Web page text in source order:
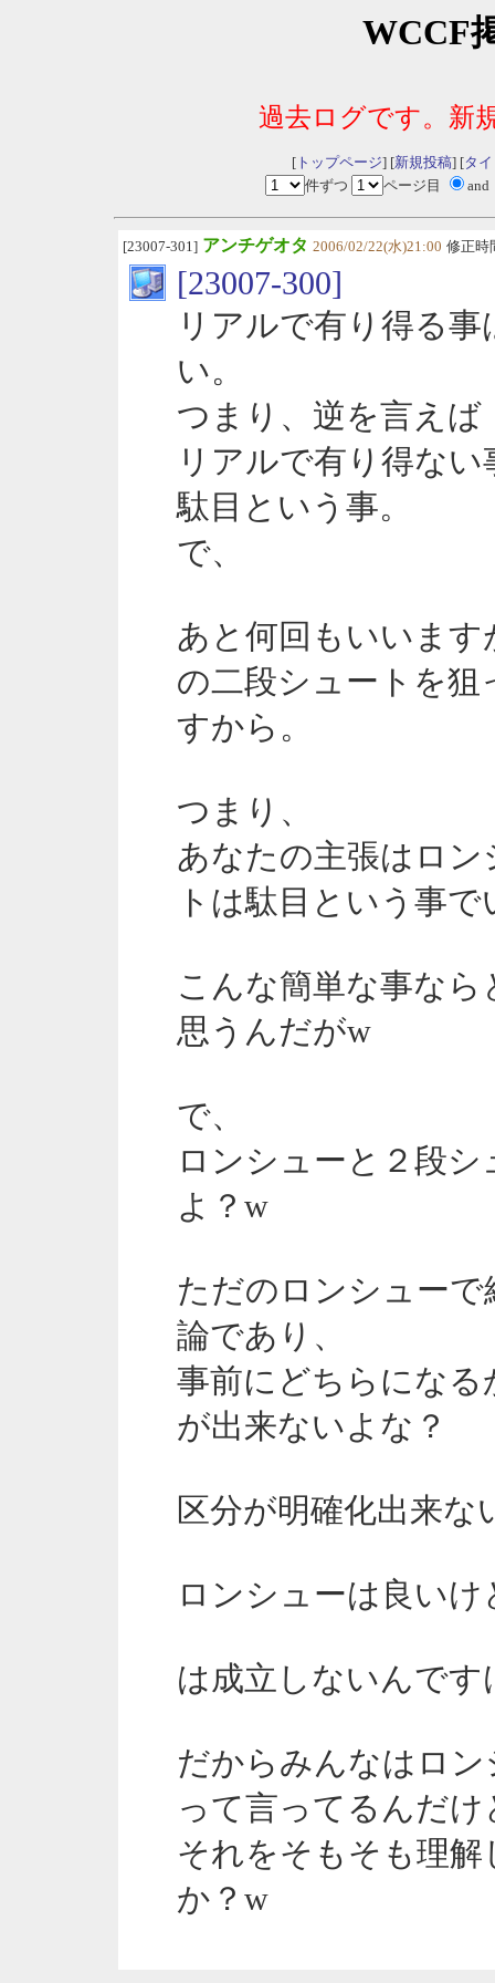
WCCF
過去ログです。新
[トップページ] [新規投稿] [タ
件ずつ
ページ目 and
[23007-301] アンチゲオタ 2006/02/22(水)21:00 修正時
[23007-300]
リアルで有り得る
い。
つまり、逆を言えば
リアルで有り得な
駄目という事。
で、
あと何回もいいま
の二段シュートを
すから。
つまり、
あなたの主張はロ
トは駄目という事
こんな簡単な事な
思うんだがw
で、
ロンシューと２段
よ？w
ただのロンシュー
論であり、
事前にどちらにな
が出来ないよな？
区分が明確化出来な
ロンシューは良い
は成立しないんで
だからみんなはロ
って言ってるんだけ
それをそもそも理
か？w